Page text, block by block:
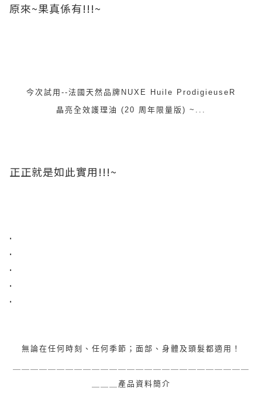
原來~果真係有!!!~
今次試用--法國天然品牌NUXE Huile ProdigieuseR
晶亮全效護理油 (20 周年限量版) ~...
正正就是如此實用!!!~
.
.
.
.
.
無論在任何時刻、任何季節；面部、身體及頭髮都適用！
＿＿＿產品資料簡介